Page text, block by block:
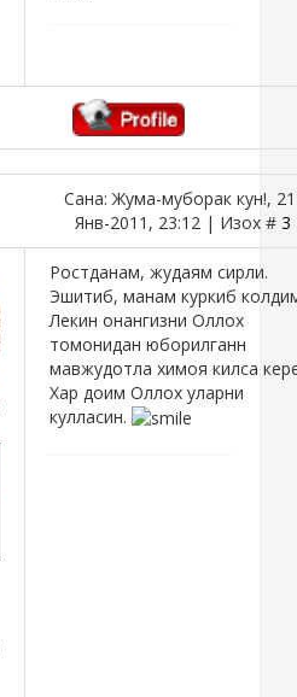
Сана: Жума-муборак кун!,
Янв-2011, 23:12 | Изох # 3
Ростданам, жудаям сирли.
Эшитиб, манам куркиб
Лекин онангизни Оллох
томонидан юборилганн
мавжудотла химоя килса
Хар доим Оллох уларни
кулласин.